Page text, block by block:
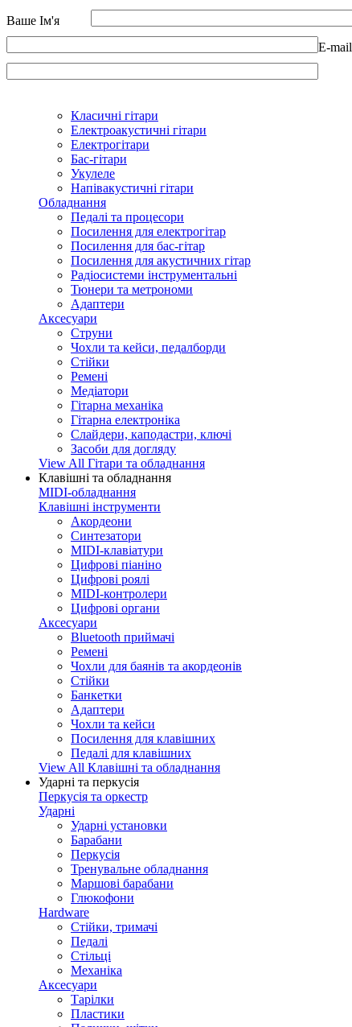
Ваше Ім'я
E-mail
Класичні гітари
Електроакустичні гітари
Електрогітари
Бас-гітари
Укулеле
Напівакустичні гітари
Обладнання
Педалі та процесори
Посилення для електрогітар
Посилення для бас-гітар
Посилення для акустичних гітар
Радіосистеми інструментальні
Тюнери та метрономи
Адаптери
Аксесуари
Струни
Чохли та кейси, педалборди
Стійки
Ремені
Медіатори
Гітарна механіка
Гітарна електроніка
Слайдери, каподастри, ключі
Засоби для догляду
View All Гітари та обладнання
Клавішні та обладнання
MIDI-обладнання
Клавішні інструменти
Акордеони
Синтезатори
MIDI-клавіатури
Цифрові піаніно
Цифрові роялі
MIDI-контролери
Цифрові органи
Аксесуари
Bluetooth приймачі
Ремені
Чохли для баянів та акордеонів
Стійки
Банкетки
Адаптери
Чохли та кейси
Посилення для клавішних
Педалі для клавішних
View All Клавішні та обладнання
Ударні та перкусія
Перкусія та оркестр
Ударні
Ударні установки
Барабани
Перкусія
Тренувальне обладнання
Маршові барабани
Глюкофони
Hardware
Стійки, тримачі
Педалі
Стільці
Механіка
Аксесуари
Тарілки
Пластики